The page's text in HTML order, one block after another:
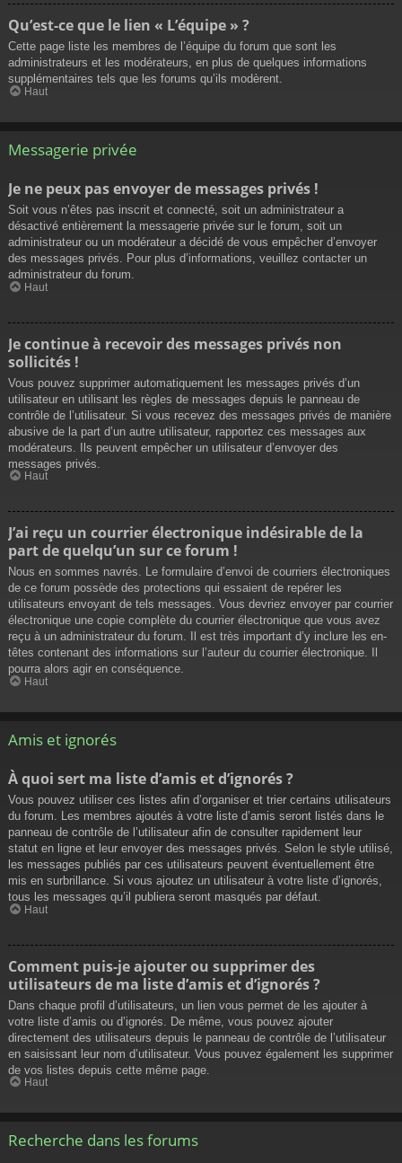
Qu’est-ce que le lien « L’équipe » ?
Cette page liste les membres de l’équipe du forum que sont les
administrateurs et les modérateurs, en plus de quelques informations
supplémentaires tels que les forums qu’ils modèrent.
Haut
Messagerie privée
Je ne peux pas envoyer de messages privés !
Soit vous n’êtes pas inscrit et connecté, soit un administrateur a
désactivé entièrement la messagerie privée sur le forum, soit un
administrateur ou un modérateur a décidé de vous empêcher d’envoyer
des messages privés. Pour plus d’informations, veuillez contacter un
administrateur du forum.
Haut
Je continue à recevoir des messages privés non
sollicités !
Vous pouvez supprimer automatiquement les messages privés d’un
utilisateur en utilisant les règles de messages depuis le panneau de
contrôle de l’utilisateur. Si vous recevez des messages privés de manière
abusive de la part d’un autre utilisateur, rapportez ces messages aux
modérateurs. Ils peuvent empêcher un utilisateur d’envoyer des
messages privés.
Haut
J’ai reçu un courrier électronique indésirable de la
part de quelqu’un sur ce forum !
Nous en sommes navrés. Le formulaire d’envoi de courriers électroniques
de ce forum possède des protections qui essaient de repérer les
utilisateurs envoyant de tels messages. Vous devriez envoyer par courrier
électronique une copie complète du courrier électronique que vous avez
reçu à un administrateur du forum. Il est très important d’y inclure les en-
têtes contenant des informations sur l’auteur du courrier électronique. Il
pourra alors agir en conséquence.
Haut
Amis et ignorés
À quoi sert ma liste d’amis et d’ignorés ?
Vous pouvez utiliser ces listes afin d’organiser et trier certains utilisateurs
du forum. Les membres ajoutés à votre liste d’amis seront listés dans le
panneau de contrôle de l’utilisateur afin de consulter rapidement leur
statut en ligne et leur envoyer des messages privés. Selon le style utilisé,
les messages publiés par ces utilisateurs peuvent éventuellement être
mis en surbrillance. Si vous ajoutez un utilisateur à votre liste d’ignorés,
tous les messages qu’il publiera seront masqués par défaut.
Haut
Comment puis-je ajouter ou supprimer des
utilisateurs de ma liste d’amis et d’ignorés ?
Dans chaque profil d’utilisateurs, un lien vous permet de les ajouter à
votre liste d’amis ou d’ignorés. De même, vous pouvez ajouter
directement des utilisateurs depuis le panneau de contrôle de l’utilisateur
en saisissant leur nom d’utilisateur. Vous pouvez également les supprimer
de vos listes depuis cette même page.
Haut
Recherche dans les forums